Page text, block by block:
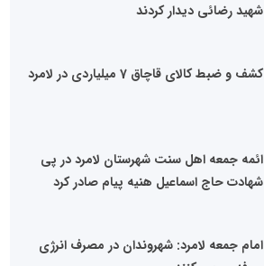
شهید رضائی دیدار کردند
کشف و ضبط کالای قاچاق 7 میلیاردی در لامرد
ائمه جمعه اهل سنت شهرستان لامرد در پی
شهادت حاج اسماعیل هنیه پیام صادر کرد
امام جمعه لامرد: شهروندان در مصرف انرژی